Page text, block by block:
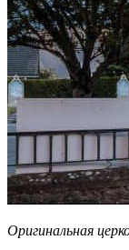
Оригинальная